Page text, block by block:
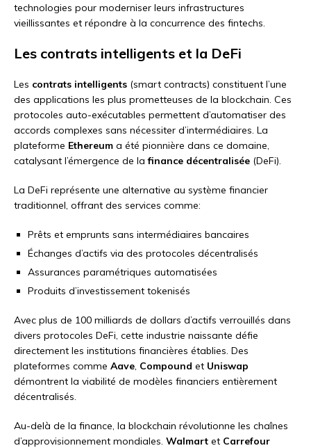
technologies pour moderniser leurs infrastructures
vieillissantes et répondre à la concurrence des fintechs.
Les contrats intelligents et la DeFi
Les contrats intelligents (smart contracts) constituent l’une
des applications les plus prometteuses de la blockchain. Ces
protocoles auto-exécutables permettent d’automatiser des
accords complexes sans nécessiter d’intermédiaires. La
plateforme Ethereum a été pionnière dans ce domaine,
catalysant l’émergence de lafinance décentralisée (DeFi).
La DeFi représente une alternative au système financier
traditionnel, offrant des services comme:
Prêts et emprunts sans intermédiaires bancaires
Échanges d’actifs via des protocoles décentralisés
Assurances paramétriques automatisées
Produits d’investissement tokenisés
Avec plus de 100 milliards de dollars d’actifs verrouillés dans
divers protocoles DeFi, cette industrie naissante défie
directement les institutions financières établies. Des
plateformes comme Aave, Compound et Uniswap
démontrent la viabilité de modèles financiers entièrement
décentralisés.
Au-delà de la finance, la blockchain révolutionne les chaînes
d’approvisionnement mondiales. Walmart et Carrefour